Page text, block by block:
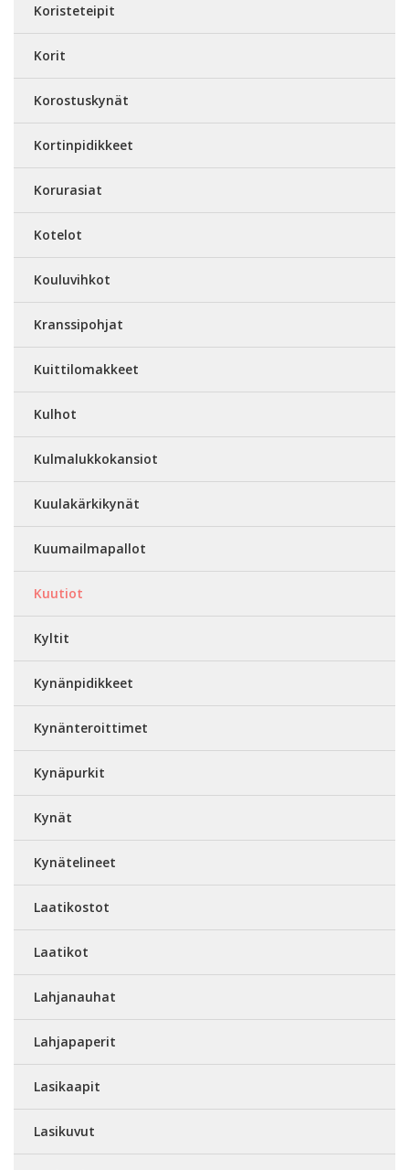
Koristeteipit
Korit
Korostuskynät
Kortinpidikkeet
Korurasiat
Kotelot
Kouluvihkot
Kranssipohjat
Kuittilomakkeet
Kulhot
Kulmalukkokansiot
Kuulakärkikynät
Kuumailmapallot
Kuutiot
Kyltit
Kynänpidikkeet
Kynänteroittimet
Kynäpurkit
Kynät
Kynätelineet
Laatikostot
Laatikot
Lahjanauhat
Lahjapaperit
Lasikaapit
Lasikuvut